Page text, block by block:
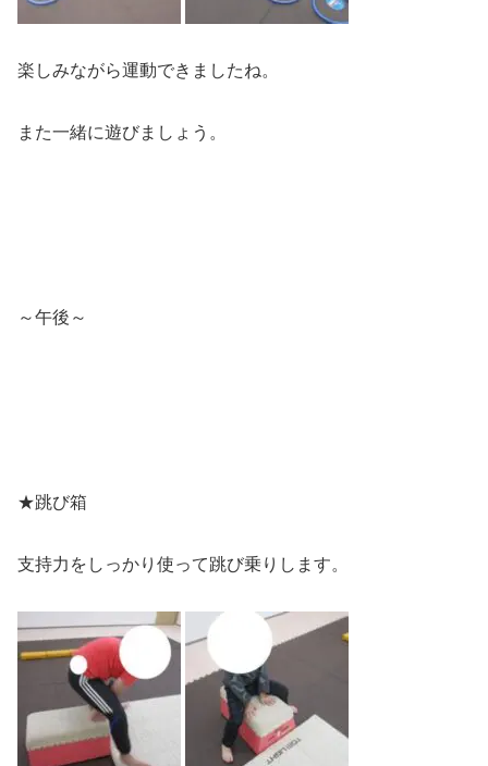
楽しみながら運動できましたね。
また一緒に遊びましょう。
～午後～
★跳び箱
支持力をしっかり使って跳び乗りします。